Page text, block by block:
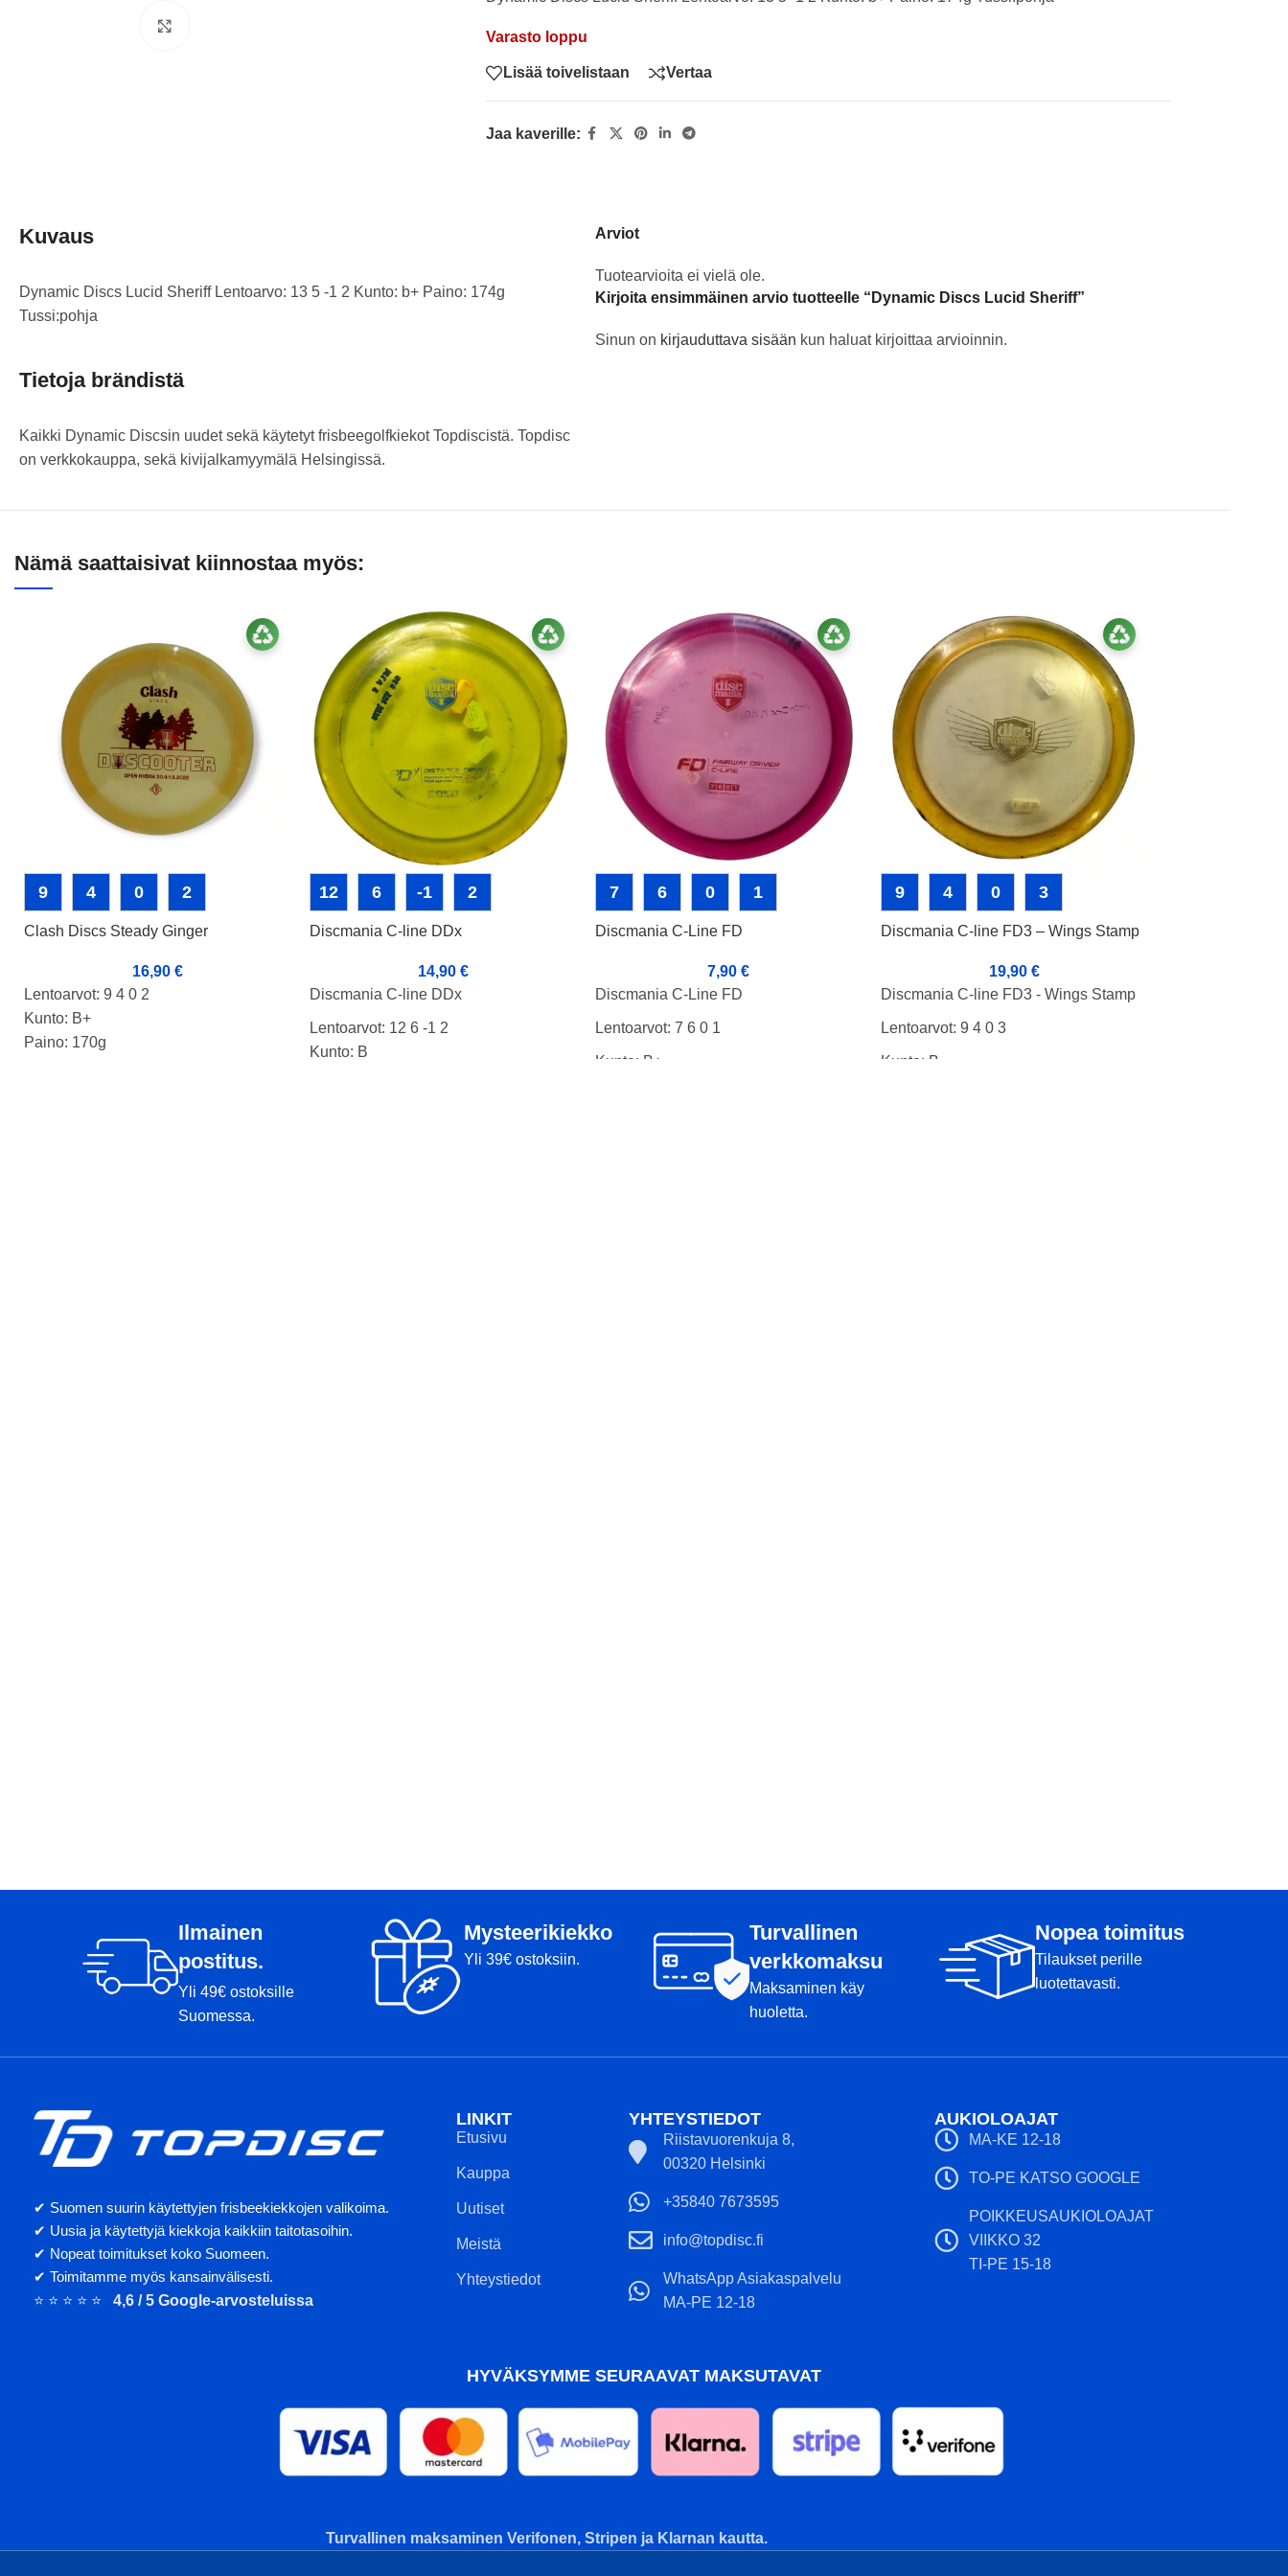
Varasto loppu
Lisää toivelistaan Vertaa
Jaa kaverille:
Kuvaus
Dynamic Discs Lucid Sheriff Lentoarvo: 13 5 -1 2 Kunto: b+ Paino: 174g
Tussi:pohja
Tietoja brändistä
Kaikki Dynamic Discsin uudet sekä käytetyt frisbeegolfkiekot Topdiscistä. Topdisc
on verkkokauppa, sekä kivijalkamyymälä Helsingissä.
Arviot
Tuotearvioita ei vielä ole.
Kirjoita ensimmäinen arvio tuotteelle “Dynamic Discs Lucid Sheriff”
Sinun on kirjauduttava sisään kun haluat kirjoittaa arvioinnin.
Nämä saattaisivat kiinnostaa myös:
9 4 0 2
Clash Discs Steady Ginger
16,90 €
Lentoarvot: 9 4 0 2
Kunto: B+
Paino: 170g
12 6 -1 2
Discmania C-line DDx
14,90 €
Discmania C-line DDx
Lentoarvot: 12 6 -1 2
Kunto: B
7 6 0 1
Discmania C-Line FD
7,90 €
Discmania C-Line FD
Lentoarvot: 7 6 0 1
Kunto: B+
9 4 0 3
Discmania C-line FD3 – Wings Stamp
19,90 €
Discmania C-line FD3 - Wings Stamp
Lentoarvot: 9 4 0 3
Kunto: B
Ilmainen
postitus.
Yli 49€ ostoksille
Suomessa.
Mysteerikiekko
Yli 39€ ostoksiin.
Turvallinen
verkkomaksu
Maksaminen käy
huoletta.
Nopea toimitus
Tilaukset perille
luotettavasti.
✔ Suomen suurin käytettyjen frisbeekiekkojen valikoima.
✔ Uusia ja käytettyjä kiekkoja kaikkiin taitotasoihin.
✔ Nopeat toimitukset koko Suomeen.
✔ Toimitamme myös kansainvälisesti.
⭐ ⭐ ⭐ ⭐ ⭐ 4,6 / 5 Google-arvosteluissa
LINKIT
Etusivu
Kauppa
Uutiset
Meistä
Yhteystiedot
YHTEYSTIEDOT
Riistavuorenkuja 8,
00320 Helsinki
+35840 7673595
info@topdisc.fi
WhatsApp Asiakaspalvelu
MA-PE 12-18
AUKIOLOAJAT
MA-KE 12-18
TO-PE KATSO GOOGLE
POIKKEUSAUKIOLOAJAT
VIIKKO 32
TI-PE 15-18
HYVÄKSYMME SEURAAVAT MAKSUTAVAT
Turvallinen maksaminen Verifonen, Stripen ja Klarnan kautta.